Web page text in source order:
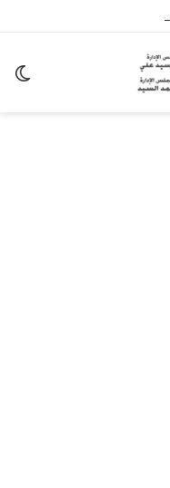
الزلزال